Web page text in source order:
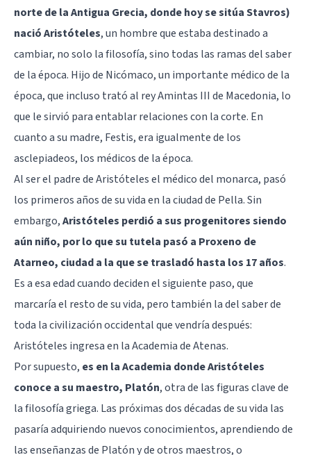
norte de la Antigua Grecia, donde hoy se sitúa Stavros)
nació Aristóteles, un hombre que estaba destinado a
cambiar, no solo la filosofía, sino todas las ramas del saber
de la época. Hijo de Nicómaco, un importante médico de la
época, que incluso trató al rey Amintas III de Macedonia, lo
que le sirvió para entablar relaciones con la corte. En
cuanto a su madre, Festis, era igualmente de los
asclepiadeos, los médicos de la época.
Al ser el padre de Aristóteles el médico del monarca, pasó
los primeros años de su vida en la ciudad de Pella. Sin
embargo,Aristóteles perdió a sus progenitores siendo
aún niño, por lo que su tutela pasó a Proxeno de
Atarneo, ciudad a la que se trasladó hasta los 17 años.
Es a esa edad cuando deciden el siguiente paso, que
marcaría el resto de su vida, pero también la del saber de
toda la civilización occidental que vendría después:
Aristóteles ingresa en la Academia de Atenas.
Por supuesto, es en la Academia donde Aristóteles
conoce a su maestro, Platón, otra de las figuras clave de
la filosofía griega. Las próximas dos décadas de su vida las
pasaría adquiriendo nuevos conocimientos, aprendiendo de
las enseñanzas de Platón y de otros maestros, o